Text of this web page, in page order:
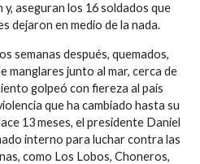
aseguran los 16 soldados que
dejaron en medio de la nada.
semanas después, quemados,
manglares junto al mar, cerca de
golpeó con fiereza al país
que ha cambiado hasta su
13 meses, el presidente Daniel
interno para luchar contra las
como Los Lobos, Choneros,